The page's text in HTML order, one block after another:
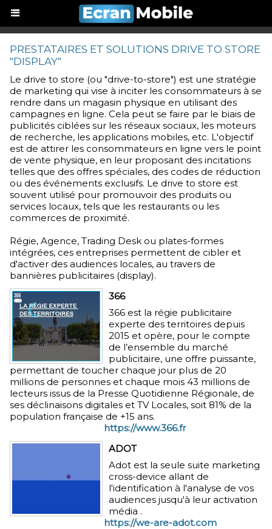
PRESTATAIRES ET SOLUTIONS DRIVE TO STORE
"DISPLAY"
Le drive to store (ou "drive-to-store") est une stratégie
de marketing qui vise à inciter les consommateurs à se
rendre dans un magasin physique en utilisant des
campagnes en ligne. Cela peut se faire par le biais de
publicités ciblées sur les réseaux sociaux, les moteurs
de recherche, les applications mobiles, etc. L'objectif
est de attirer les consommateurs en ligne vers le point
de vente physique, en leur proposant des incitations
telles que des offres spéciales, des codes de réduction
ou des événements exclusifs. Le drive to store est
souvent utilisé pour promouvoir des produits ou
services locaux, tels que les restaurants ou les
commerces de proximité.
Régie, Agence, Trading Desk ou plates-formes
intégrées, ces entreprises permettent de cibler et
d'activer des audiences locales, au travers de
bannières publicitaires (display).
366
366 est la régie publicitaire
experte des territoires depuis
2015 et opère, pour le compte
de l’ensemble du marché
publicitaire, une offre puissante,
permettant de toucher chaque jour plus de 20
millions de personnes et chaque mois 43 millions de
lecteurs issus de la Presse Quotidienne Régionale, de
ses déclinaisons digitales et TV Locales, soit 81% de la
population française de +15 ans.
https://www.366.fr
ADOT
Adot est la seule suite marketing
cross-device allant de
l'identification à l'analyse de vos
audiences jusqu'à leur activation
média .
https://we-are-adot.com